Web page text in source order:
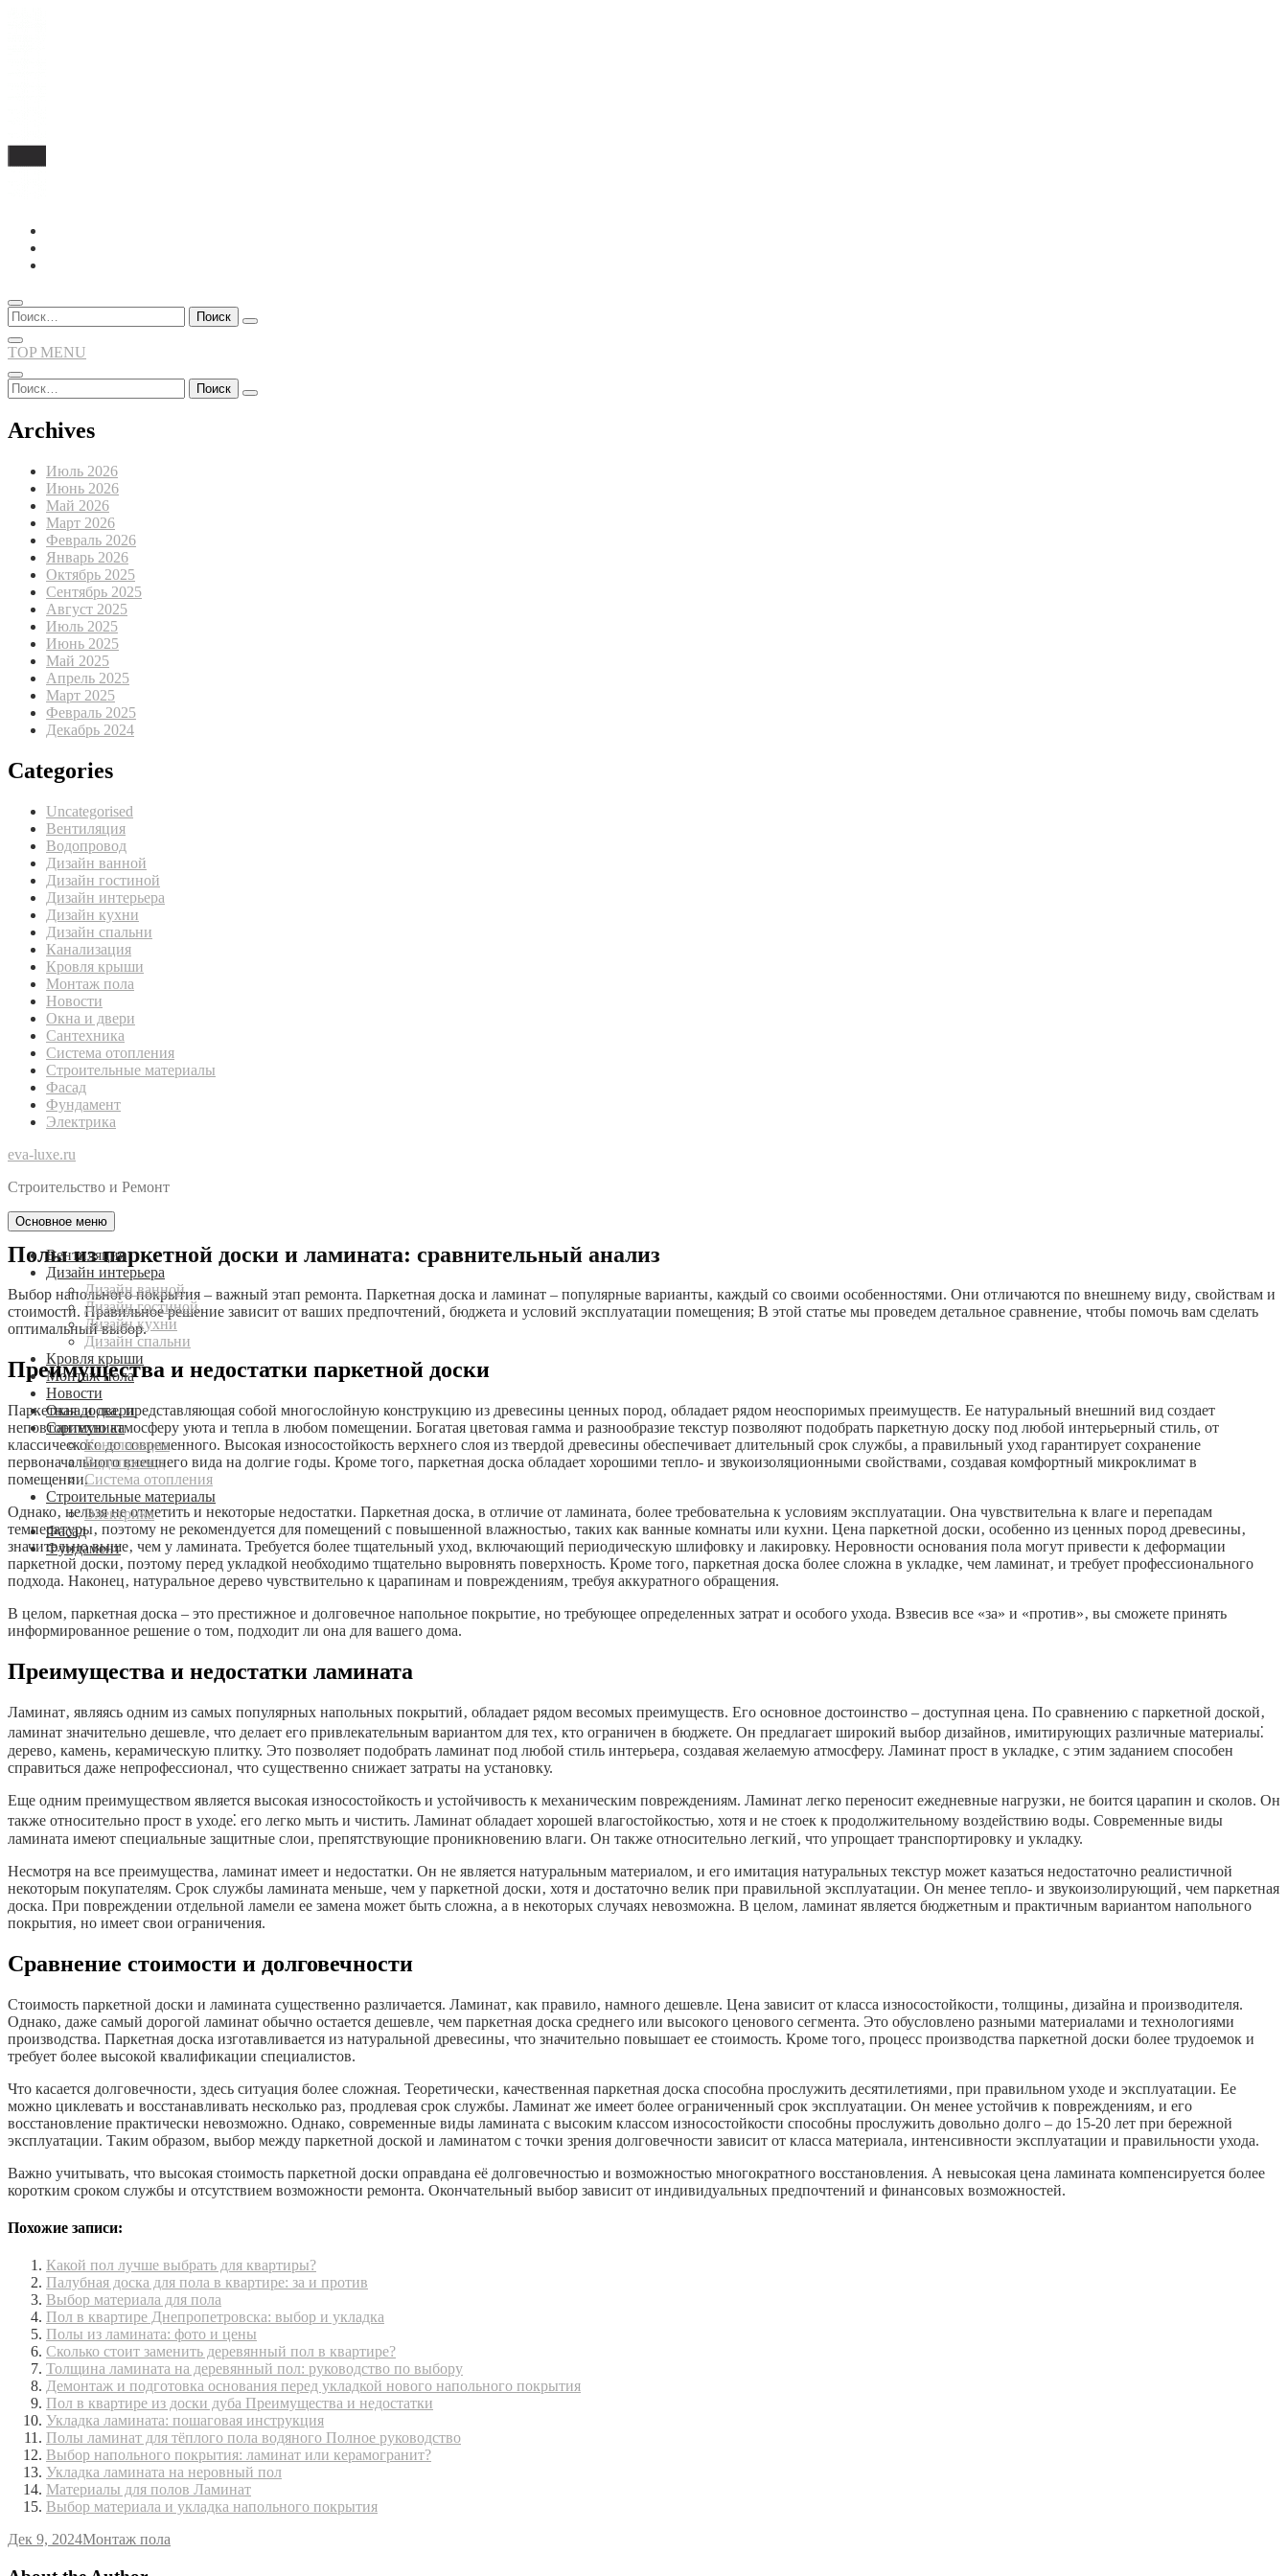
Перейти
содержимому
Найти:
TOP MENU
Найти:
Archives
Июль 2026
Июнь 2026
Май 2026
Март 2026
Февраль 2026
Январь 2026
Октябрь 2025
Сентябрь 2025
Август 2025
Июль 2025
Июнь 2025
Май 2025
Апрель 2025
Март 2025
Февраль 2025
Декабрь 2024
Categories
Uncategorised
Вентиляция
Водопровод
Дизайн ванной
Дизайн гостиной
Дизайн интерьера
Дизайн кухни
Дизайн спальни
Канализация
Кровля крыши
Монтаж пола
Новости
Окна и двери
Сантехника
Система отопления
Строительные материалы
Фасад
Фундамент
Электрика
eva-luxe.ru
Строительство и Ремонт
Основное меню
Вентиляция
Дизайн интерьера
Дизайн ванной
Дизайн гостиной
Дизайн кухни
Дизайн спальни
Кровля крыши
Монтаж пола
Новости
Окна и двери
Сантехника
Канализация
Водопровод
Система отопления
Строительные материалы
Электрика
Фасад
Фундамент
Полы из паркетной доски и ламината: сравнительный анализ
Выбор напольного покрытия – важный этап ремонта. Паркетная доска и ламинат – популярные варианты‚ каждый со своими особенностями. Они отличаются по внешнему виду‚ свойствам и
стоимости. Правильное решение зависит от ваших предпочтений‚ бюджета и условий эксплуатации помещения; В этой статье мы проведем детальное сравнение‚ чтобы помочь вам сделать
оптимальный выбор.
Преимущества и недостатки паркетной доски
Паркетная доска‚ представляющая собой многослойную конструкцию из древесины ценных пород‚ обладает рядом неоспоримых преимуществ. Ее натуральный внешний вид создает
неповторимую атмосферу уюта и тепла в любом помещении. Богатая цветовая гамма и разнообразие текстур позволяют подобрать паркетную доску под любой интерьерный стиль‚ от
классического до современного. Высокая износостойкость верхнего слоя из твердой древесины обеспечивает длительный срок службы‚ а правильный уход гарантирует сохранение
первоначального внешнего вида на долгие годы. Кроме того‚ паркетная доска обладает хорошими тепло- и звукоизоляционными свойствами‚ создавая комфортный микроклимат в
помещении.
Однако‚ нельзя не отметить и некоторые недостатки. Паркетная доска‚ в отличие от ламината‚ более требовательна к условиям эксплуатации. Она чувствительна к влаге и перепадам
температуры‚ поэтому не рекомендуется для помещений с повышенной влажностью‚ таких как ванные комнаты или кухни. Цена паркетной доски‚ особенно из ценных пород древесины‚
значительно выше‚ чем у ламината. Требуется более тщательный уход‚ включающий периодическую шлифовку и лакировку. Неровности основания пола могут привести к деформации
паркетной доски‚ поэтому перед укладкой необходимо тщательно выровнять поверхность. Кроме того‚ паркетная доска более сложна в укладке‚ чем ламинат‚ и требует профессионального
подхода. Наконец‚ натуральное дерево чувствительно к царапинам и повреждениям‚ требуя аккуратного обращения.
В целом‚ паркетная доска – это престижное и долговечное напольное покрытие‚ но требующее определенных затрат и особого ухода. Взвесив все «за» и «против»‚ вы сможете принять
информированное решение о том‚ подходит ли она для вашего дома.
Преимущества и недостатки ламината
Ламинат‚ являясь одним из самых популярных напольных покрытий‚ обладает рядом весомых преимуществ. Его основное достоинство – доступная цена. По сравнению с паркетной доской‚
ламинат значительно дешевле‚ что делает его привлекательным вариантом для тех‚ кто ограничен в бюджете. Он предлагает широкий выбор дизайнов‚ имитирующих различные материалы⁚
дерево‚ камень‚ керамическую плитку. Это позволяет подобрать ламинат под любой стиль интерьера‚ создавая желаемую атмосферу. Ламинат прост в укладке‚ с этим заданием способен
справиться даже непрофессионал‚ что существенно снижает затраты на установку.
Еще одним преимуществом является высокая износостойкость и устойчивость к механическим повреждениям. Ламинат легко переносит ежедневные нагрузки‚ не боится царапин и сколов. Он
также относительно прост в уходе⁚ его легко мыть и чистить. Ламинат обладает хорошей влагостойкостью‚ хотя и не стоек к продолжительному воздействию воды. Современные виды
ламината имеют специальные защитные слои‚ препятствующие проникновению влаги. Он также относительно легкий‚ что упрощает транспортировку и укладку.
Несмотря на все преимущества‚ ламинат имеет и недостатки. Он не является натуральным материалом‚ и его имитация натуральных текстур может казаться недостаточно реалистичной
некоторым покупателям. Срок службы ламината меньше‚ чем у паркетной доски‚ хотя и достаточно велик при правильной эксплуатации. Он менее тепло- и звукоизолирующий‚ чем паркетная
доска. При повреждении отдельной ламели ее замена может быть сложна‚ а в некоторых случаях невозможна. В целом‚ ламинат является бюджетным и практичным вариантом напольного
покрытия‚ но имеет свои ограничения.
Сравнение стоимости и долговечности
Стоимость паркетной доски и ламината существенно различается. Ламинат‚ как правило‚ намного дешевле. Цена зависит от класса износостойкости‚ толщины‚ дизайна и производителя.
Однако‚ даже самый дорогой ламинат обычно остается дешевле‚ чем паркетная доска среднего или высокого ценового сегмента. Это обусловлено разными материалами и технологиями
производства. Паркетная доска изготавливается из натуральной древесины‚ что значительно повышает ее стоимость. Кроме того‚ процесс производства паркетной доски более трудоемок и
требует более высокой квалификации специалистов.
Что касается долговечности‚ здесь ситуация более сложная. Теоретически‚ качественная паркетная доска способна прослужить десятилетиями‚ при правильном уходе и эксплуатации. Ее
можно циклевать и восстанавливать несколько раз‚ продлевая срок службы. Ламинат же имеет более ограниченный срок эксплуатации. Он менее устойчив к повреждениям‚ и его
восстановление практически невозможно. Однако‚ современные виды ламината с высоким классом износостойкости способны прослужить довольно долго – до 15-20 лет при бережной
эксплуатации. Таким образом‚ выбор между паркетной доской и ламинатом с точки зрения долговечности зависит от класса материала‚ интенсивности эксплуатации и правильности ухода.
Важно учитывать‚ что высокая стоимость паркетной доски оправдана её долговечностью и возможностью многократного восстановления. А невысокая цена ламината компенсируется более
коротким сроком службы и отсутствием возможности ремонта. Окончательный выбор зависит от индивидуальных предпочтений и финансовых возможностей.
Похожие записи:
Какой пол лучше выбрать для квартиры?
Палубная доска для пола в квартире: за и против
Выбор материала для пола
Пол в квартире Днепропетровска: выбор и укладка
Полы из ламината: фото и цены
Сколько стоит заменить деревянный пол в квартире?
Толщина ламината на деревянный пол: руководство по выбору
Демонтаж и подготовка основания перед укладкой нового напольного покрытия
Пол в квартире из доски дуба Преимущества и недостатки
Укладка ламината: пошаговая инструкция
Полы ламинат для тёплого пола водяного Полное руководство
Выбор напольного покрытия: ламинат или керамогранит?
Укладка ламината на неровный пол
Материалы для полов Ламинат
Выбор материала и укладка напольного покрытия
Дек 9, 2024Монтаж пола